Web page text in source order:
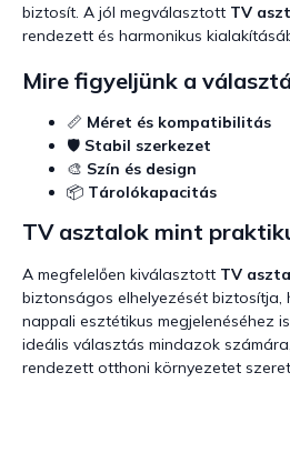
biztosít. A jól megválasztott TV
rendezett és harmonikus
Mire figyeljünk a
📏 Méret és kompatibilitás
🛡️ Stabil szerkezet
🎨 Szín és design
📦 Tárolókapacitás
TV asztalok mint
A megfelelően kiválasztott TV
biztonságos elhelyezését biztosítja,
nappali esztétikus megjelenéséhez
ideális választás mindazok
rendezett otthoni környezetet